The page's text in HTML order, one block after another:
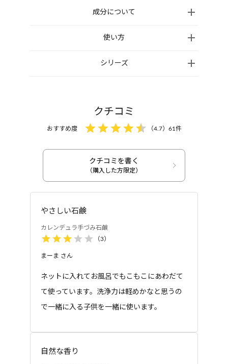
成分について
石ケン素地、水、スクロース、グリセリン、コカミド
Na、ベタイン、ココイルイセチオン酸Na、オリーブ
ミツ発酵液、ヒアルロン酸ヒドロキシプロピルトリ
モニウム、ポリクオタニウム-51、ビターオレンジ
ベンダー油、ニオイテンジクアオイ油、ダマスクバ
ラ花油、ローズマリー葉油、モンモリロナイト、ク
チナシ黄、BG、エタノール、トコフェロール
使い方
手のひらできめ細かな石鹸の泡を作り、泡を顔全体
オイルで保湿をします。
シリーズ
カレンデュラ手づみク
石鹸
カレンデュラ手づみ石
洗顔ホイップ
カレンデュラ手づみフ
洗顔ホイップ
カレンデュラ手づみフ
クチコミ
おすすめ度 （4.7） 61件
クチコミを書く
（購入した方限定）
やさしい石鹸
カレンデュラ手づみ石鹸
（3）
まーま さん
ネットに入れてお風呂でもこもこにあわだて
て使っています。洗浄力は軽めかなと思うの
で一緒に入る子供を一緒に使います。
自然な香り